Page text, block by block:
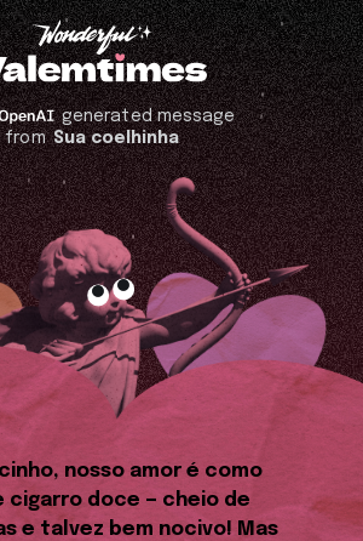
generated message
fromSua coelhinha
nosso amor é como
cigarro doce — cheio de
e talvez bem nocivo! Mas